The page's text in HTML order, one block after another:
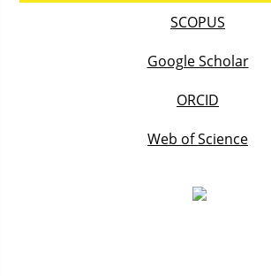
SCOPUS
Google Scholar
ORCID
Web of Science